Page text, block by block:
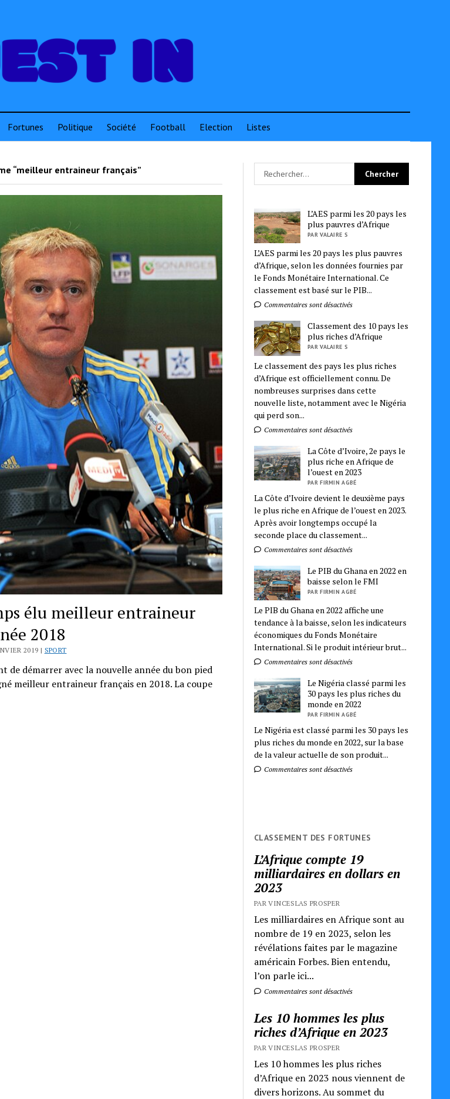
Fortunes Politique Société Football Election Listes
“meilleur entraineur français”
élu meilleur entraineur
2018
2019 | SPORT
de démarrer avec la nouvelle année du bon pied
meilleur entraineur français en 2018. La coupe
L’AES parmi les 20 pays les
plus pauvres d’Afrique
PAR VALAIRE S
L’AES parmi les 20 pays les plus pauvres
d’Afrique, selon les données fournies par
le Fonds Monétaire International. Ce
classement est basé sur le PIB...
Commentaires sont désactivés
Classement des 10 pays les
plus riches d’Afrique
PAR VALAIRE S
Le classement des pays les plus riches
d’Afrique est officiellement connu. De
nombreuses surprises dans cette
nouvelle liste, notamment avec le Nigéria
qui perd son...
Commentaires sont désactivés
La Côte d’Ivoire, 2e pays le
plus riche en Afrique de
l’ouest en 2023
PAR FIRMIN AGBÉ
La Côte d’Ivoire devient le deuxième pays
le plus riche en Afrique de l’ouest en 2023.
Après avoir longtemps occupé la
seconde place du classement...
Commentaires sont désactivés
Le PIB du Ghana en 2022 en
baisse selon le FMI
PAR FIRMIN AGBÉ
Le PIB du Ghana en 2022 affiche une
tendance à la baisse, selon les indicateurs
économiques du Fonds Monétaire
International. Si le produit intérieur brut...
Commentaires sont désactivés
Le Nigéria classé parmi les
30 pays les plus riches du
monde en 2022
PAR FIRMIN AGBÉ
Le Nigéria est classé parmi les 30 pays les
plus riches du monde en 2022, sur la base
de la valeur actuelle de son produit...
Commentaires sont désactivés
CLASSEMENT DES FORTUNES
L’Afrique compte 19
milliardaires en dollars en
2023
PAR VINCESLAS PROSPER
Les milliardaires en Afrique sont au
nombre de 19 en 2023, selon les
révélations faites par le magazine
américain Forbes. Bien entendu,
l’on parle ici...
Commentaires sont désactivés
Les 10 hommes les plus
riches d’Afrique en 2023
PAR VINCESLAS PROSPER
Les 10 hommes les plus riches
d’Afrique en 2023 nous viennent de
divers horizons. Au sommet du